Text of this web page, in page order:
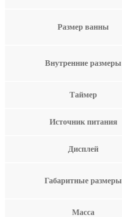
Размер ванны
Внутренние размеры
Таймер
Источник питания
Дисплей
Габаритные размеры
Масса